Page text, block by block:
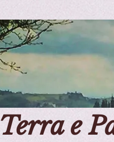
Terra e